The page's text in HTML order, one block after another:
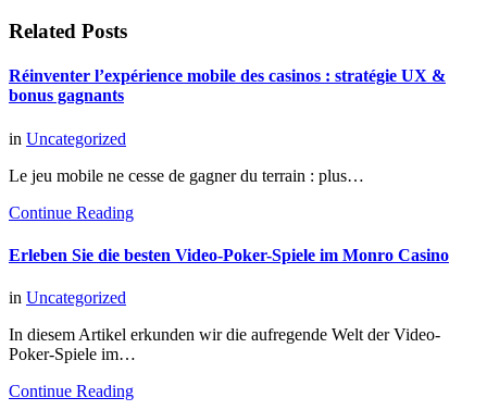
Related Posts
Réinventer l’expérience mobile des casinos : stratégie UX &
bonus gagnants
in Uncategorized
Le jeu mobile ne cesse de gagner du terrain : plus…
Continue Reading
Erleben Sie die besten Video-Poker-Spiele im Monro Casino
in Uncategorized
In diesem Artikel erkunden wir die aufregende Welt der Video-
Poker-Spiele im…
Continue Reading